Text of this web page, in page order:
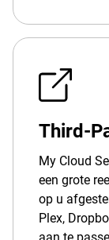
Third-
My Cloud
een grote
op u
Plex,